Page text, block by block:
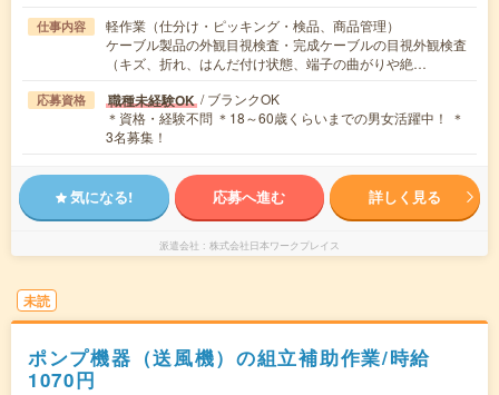
仕事内容
軽作業（仕分け・ピッキング・検品、商品管理）
ケーブル製品の外観目視検査・完成ケーブルの目視外観検査
（キズ、折れ、はんだ付け状態、端子の曲がりや絶…
応募資格 職種未経験OK / ブランクOK
＊資格・経験不問 ＊18～60歳くらいまでの男女活躍中！ ＊
3名募集！
気になる! 応募へ進む 詳しく見る
派遣会社 株式会社日本ワークプレイス
未読
ポンプ機器（送風機）の組立補助作業/時給
1070円